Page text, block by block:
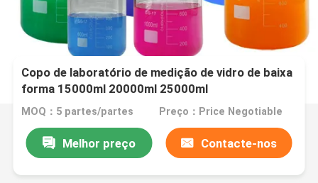
Copo de laboratório de medição de vidro de baixa
forma 15000ml 20000ml 25000ml
MOQ：5 partes/partes Preço：Price Negotiable
Melhor preço Contacte-nos